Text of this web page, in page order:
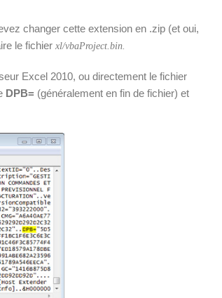
changer cette extension en .zip (et oui,
le fichier xl/vbaProject.bin.
Excel 2010, ou directement le fichier
DPB= (généralement en fin de fichier) et